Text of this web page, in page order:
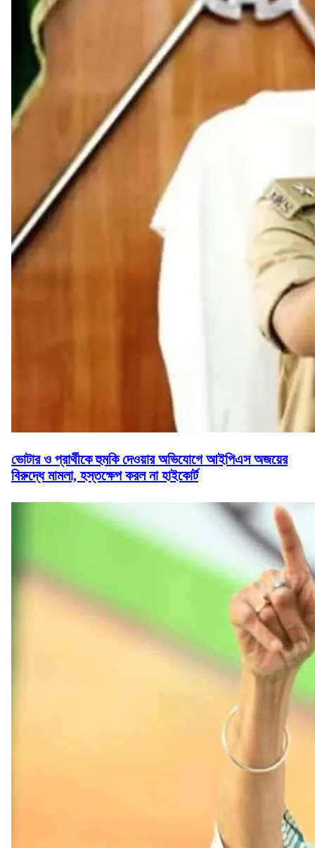
ভোটার ও প্রার্থীকে হুমকি দেওয়ার অভিযোগে আইপিএস অজয়ের
বিরুদ্ধে মামলা, হস্তক্ষেপ করল না হাইকোর্ট